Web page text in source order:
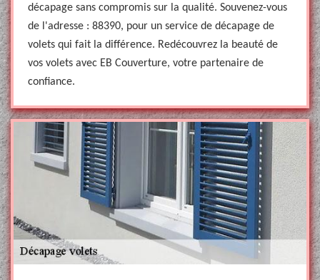
décapage sans compromis sur la qualité. Souvenez-vous
de l'adresse : 88390, pour un service de décapage de
volets qui fait la différence. Redécouvrez la beauté de
vos volets avec EB Couverture, votre partenaire de
confiance.